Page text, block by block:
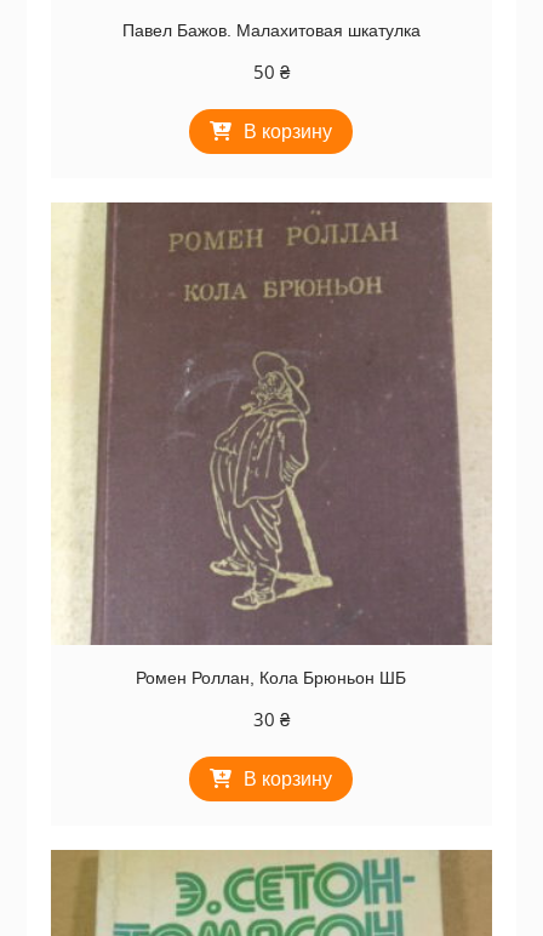
Павел Бажов. Малахитовая шкатулка
50 ₴
В корзину
Ромен Роллан, Кола Брюньон ШБ
30 ₴
В корзину